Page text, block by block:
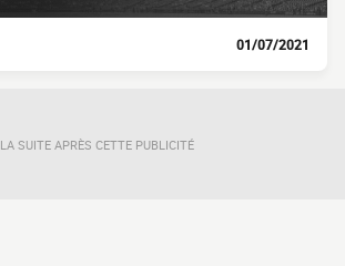
01/07/2021
LA SUITE APRÈS CETTE PUBLICITÉ